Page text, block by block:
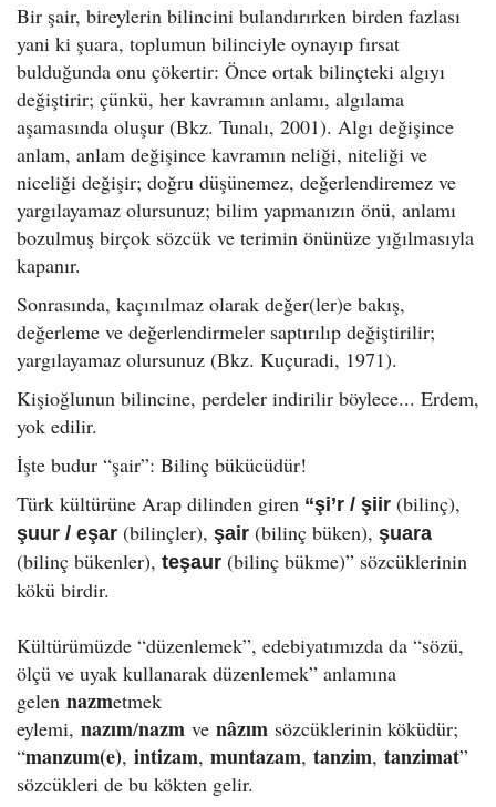
Bir şair, bireylerin bilincini bulandırırken birden fazlası
yani ki şuara, toplumun bilinciyle oynayıp fırsat
bulduğunda onu çökertir: Önce ortak bilinçteki algıyı
değiştirir; çünkü, her kavramın anlamı, algılama
aşamasında oluşur (Bkz. Tunalı, 2001). Algı değişince
anlam, anlam değişince kavramın neliği, niteliği ve
niceliği değişir; doğru düşünemez, değerlendiremez ve
yargılayamaz olursunuz; bilim yapmanızın önü, anlamı
bozulmuş birçok sözcük ve terimin önünüze yığılmasıyla
kapanır.
Sonrasında, kaçınılmaz olarak değer(ler)e bakış,
değerleme ve değerlendirmeler saptırılıp değiştirilir;
yargılayamaz olursunuz (Bkz. Kuçuradi, 1971).
Kişioğlunun bilincine, perdeler indirilir böylece... Erdem,
yok edilir.
İşte budur “şair”: Bilinç bükücüdür!
Türk kültürüne Arap dilinden giren “şi’r / şiir (bilinç),
şuur / eşar (bilinçler), şair (bilinç büken), şuara
(bilinç bükenler), teşaur (bilinç bükme)” sözcüklerinin
kökü birdir.
Kültürümüzde “düzenlemek”, edebiyatımızda da “sözü,
ölçü ve uyak kullanarak düzenlemek” anlamına
gelen nazmetmek
eylemi, nazım/nazm ve nâzım sözcüklerinin köküdür;
“manzum(e), intizam, muntazam, tanzim, tanzimat”
sözcükleri de bu kökten gelir.